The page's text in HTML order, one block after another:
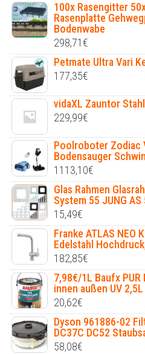
100x Rasengitter
Rasenplatte
Bodenwabe
298,71€
Petmate Ultra Vari
177,35€
vidaXL Zauntor
229,99€
Poolroboter Zodiac
Bodensauger
1113,10€
Glas Rahmen
System 55 JUNG
15,49€
Franke ATLAS NEO
Edelstahl
182,85€
7,98€/1L Baufx
innen außen UV
20,62€
Dyson 961886-02
DC37C DC52
58,08€